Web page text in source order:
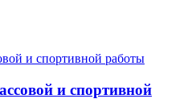
и спортивной